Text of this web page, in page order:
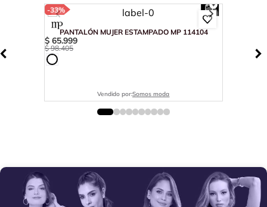
-33%
PANTALÓN MUJER ESTAMPADO MP 114104
$ 65.999
$ 98.405
Vendido por:Somos moda